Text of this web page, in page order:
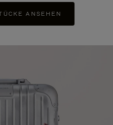
ANSEHEN